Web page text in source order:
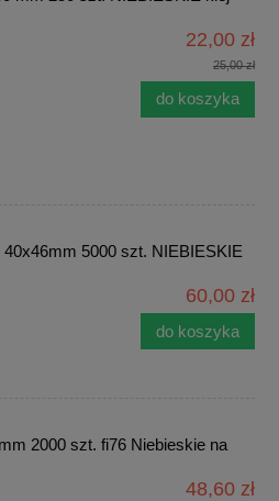
22,00 zł
25,00 zł
do koszyka
5000 szt. NIEBIESKIE
60,00 zł
do koszyka
2000 szt. fi76 Niebieskie na
48,60 zł